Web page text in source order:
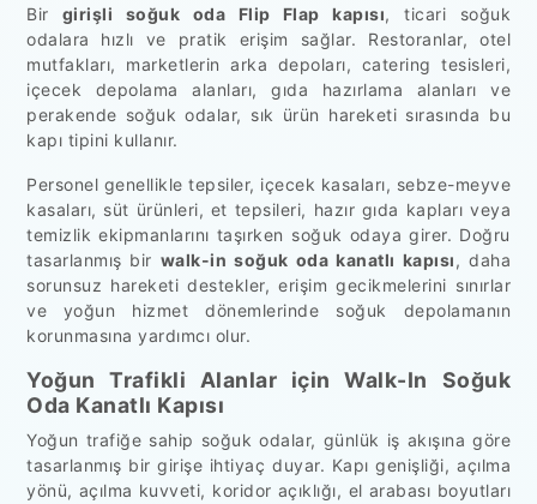
Bir girişli soğuk oda Flip Flap kapısı, ticari soğuk
odalara hızlı ve pratik erişim sağlar. Restoranlar, otel
mutfakları, marketlerin arka depoları, catering tesisleri,
içecek depolama alanları, gıda hazırlama alanları ve
perakende soğuk odalar, sık ürün hareketi sırasında bu
kapı tipini kullanır.
Personel genellikle tepsiler, içecek kasaları, sebze-meyve
kasaları, süt ürünleri, et tepsileri, hazır gıda kapları veya
temizlik ekipmanlarını taşırken soğuk odaya girer. Doğru
tasarlanmış bir walk-in soğuk oda kanatlı kapısı, daha
sorunsuz hareketi destekler, erişim gecikmelerini sınırlar
ve yoğun hizmet dönemlerinde soğuk depolamanın
korunmasına yardımcı olur.
Yoğun Trafikli Alanlar için Walk-In Soğuk
Oda Kanatlı Kapısı
Yoğun trafiğe sahip soğuk odalar, günlük iş akışına göre
tasarlanmış bir girişe ihtiyaç duyar. Kapı genişliği, açılma
yönü, açılma kuvveti, koridor açıklığı, el arabası boyutları